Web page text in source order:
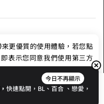
今日不再顯示
快速點開，BL、百合 、戀愛，
更優質的使用體驗，若您點
表示您同意我們使用第三方
權政策。